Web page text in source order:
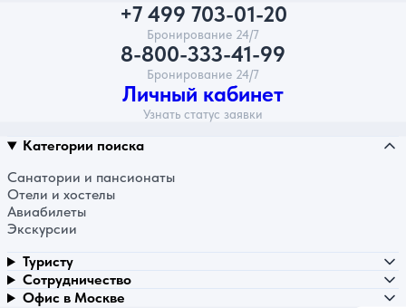
+7 499 703-01-20
Бронирование 24/7
8-800-333-41-99
Бронирование 24/7
Личный кабинет
Узнать статус заявки
Категории поиска
Санатории и пансионаты
Отели и хостелы
Авиабилеты
Экскурсии
Туристу
Сотрудничество
Офис в Москве